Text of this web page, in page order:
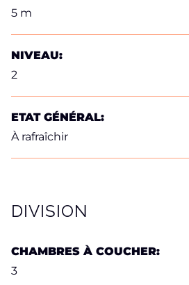
5 m
NIVEAU:
2
ETAT GÉNÉRAL:
À rafraîchir
DIVISION
CHAMBRES À COUCHER:
3